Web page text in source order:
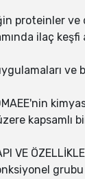
proteinler
ilaç
ve
kapsamlı
VE